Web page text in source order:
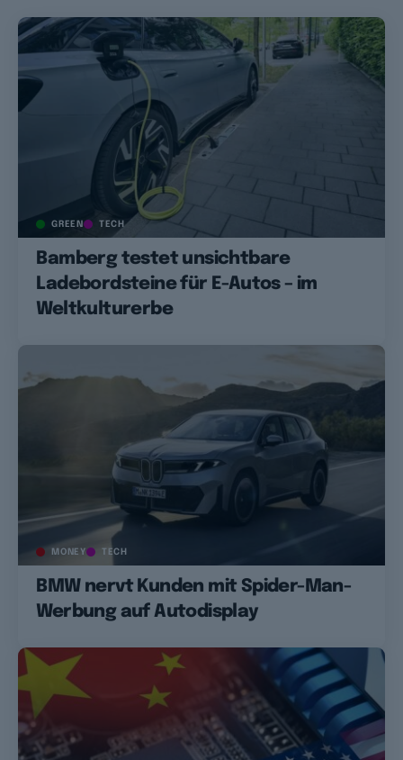
GREEN TECH
Bamberg testet unsichtbare
Ladebordsteine für E-Autos – im
Weltkulturerbe
MONEY TECH
BMW nervt Kunden mit Spider-Man-
Werbung auf Autodisplay